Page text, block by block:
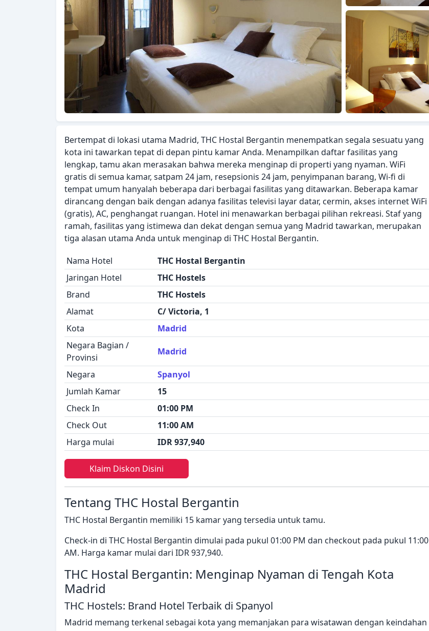
Bertempat di lokasi utama Madrid, THC Hostal Bergantin menempatkan segala sesuatu yang
kota ini tawarkan tepat di depan pintu kamar Anda. Menampilkan daftar fasilitas yang
lengkap, tamu akan merasakan bahwa mereka menginap di properti yang nyaman. WiFi
gratis di semua kamar, satpam 24 jam, resepsionis 24 jam, penyimpanan barang, Wi-fi di
tempat umum hanyalah beberapa dari berbagai fasilitas yang ditawarkan. Beberapa kamar
dirancang dengan baik dengan adanya fasilitas televisi layar datar, cermin, akses internet WiFi
(gratis), AC, penghangat ruangan. Hotel ini menawarkan berbagai pilihan rekreasi. Staf yang
ramah, fasilitas yang istimewa dan dekat dengan semua yang Madrid tawarkan, merupakan
tiga alasan utama Anda untuk menginap di THC Hostal Bergantin.
Nama Hotel
THC Hostal Bergantin
Jaringan Hotel
THC Hostels
Brand
THC Hostels
Alamat
C/ Victoria, 1
Kota
Madrid
Negara Bagian /
Provinsi
Madrid
Negara
Spanyol
Jumlah Kamar
15
Check In
01:00 PM
Check Out
11:00 AM
Harga mulai
IDR 937,940
Klaim Diskon Disini
Tentang THC Hostal Bergantin
THC Hostal Bergantin memiliki 15 kamar yang tersedia untuk tamu.
Check-in di THC Hostal Bergantin dimulai pada pukul 01:00 PM dan checkout pada pukul 11:00
AM. Harga kamar mulai dari IDR 937,940.
THC Hostal Bergantin: Menginap Nyaman di Tengah Kota
Madrid
THC Hostels: Brand Hotel Terbaik di Spanyol
Madrid memang terkenal sebagai kota yang memanjakan para wisatawan dengan keindahan